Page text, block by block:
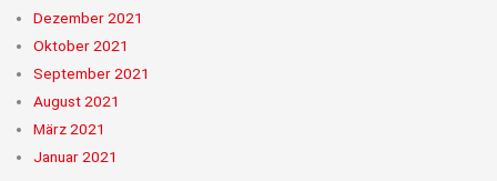
Dezember 2021
Oktober 2021
September 2021
August 2021
März 2021
Januar 2021